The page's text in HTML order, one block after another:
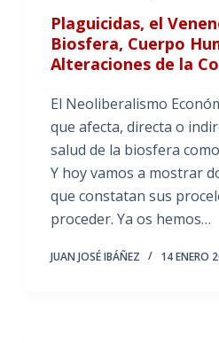
Plaguicidas, el
Biosfera, Cuerpo
Alteraciones de la
El Neoliberalismo
que afecta, directa o
salud de la biosfera
Y hoy vamos a mostrar
que constatan sus
proceder. Ya os hemos…
JUAN JOSÉ IBÁÑEZ 14 ENERO